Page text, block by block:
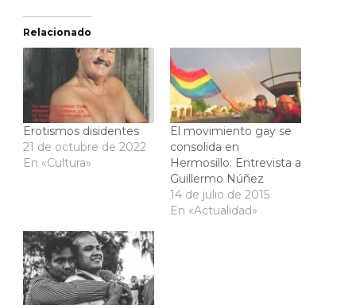
Relacionado
Erotismos disidentes
21 de octubre de 2022
En «Cultura»
El movimiento gay se
consolida en
Hermosillo. Entrevista a
Guillermo Núñez
14 de julio de 2015
En «Actualidad»